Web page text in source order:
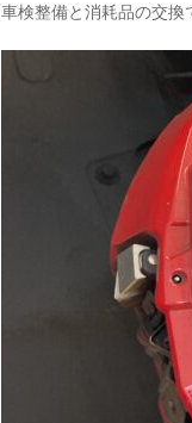
車検整備と消耗品の交換